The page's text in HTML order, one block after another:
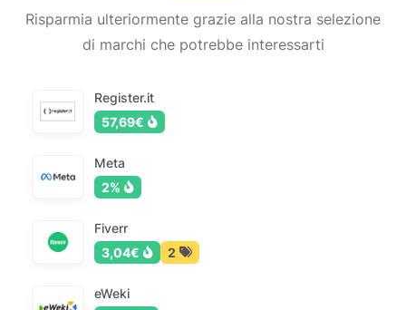
Risparmia ulteriormente grazie alla nostra selezione
di marchi che potrebbe interessarti
Register.it
57,69€
Meta
2%
Fiverr
3,04€
2
eWeki